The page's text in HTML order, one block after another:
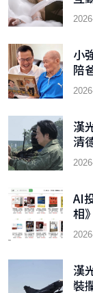
小
陪
漢
清
AI
相
9
漢
裝